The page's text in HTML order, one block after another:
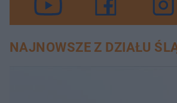
NAJNOWSZE Z DZIAŁU